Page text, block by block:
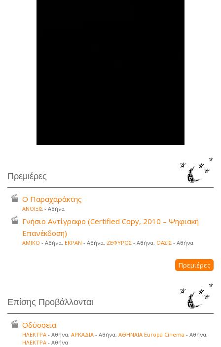
Πρεμιέρες
Ο Παραχαράκτης
ΑΝΟΙΞΙΣ - Αθήνα
Γνήσιο Αντίγραφο (Certified Copy, 2010 – Ψηφιακή
Επανέκδοση)
ΑΜΙΚΟ - Αθήνα, ΕΚΡΑΝ - Αθήνα, ΖΕΦΥΡΟΣ - Αθήνα, ΟΑΣΙΣ - Αθήνα
Πρεμιέρες
Επίσης Προβάλλονται
Οδύσσεια
ΗΛΕΚΤΡΑ - Αθήνα, ΑΡΚΑΔΙΑ - Αθήνα, ΑΘΗΝΑΙΑ Europa Cinema - Αθήνα,
ΗΛΕΚΤΡΑ - Αθήνα